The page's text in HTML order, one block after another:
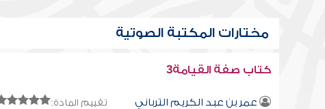
مختارات المكتبة الصوتية
كتاب صفة القيامة3
عمر بن عبد الكريم الترباني تقييم المادة: